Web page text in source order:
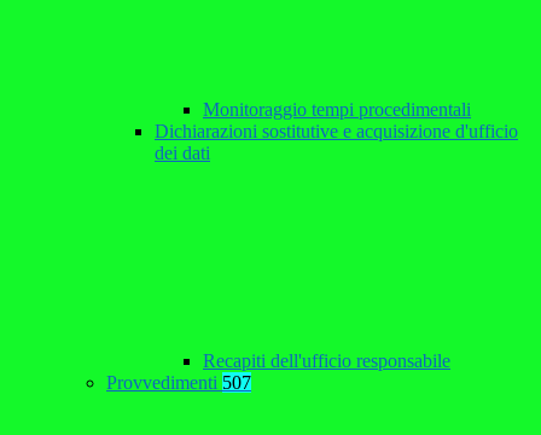
Monitoraggio tempi procedimentali
Dichiarazioni sostitutive e acquisizione d'ufficio
dei dati
Recapiti dell'ufficio responsabile
Provvedimenti 507